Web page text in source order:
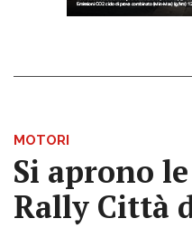
MOTORI
Si aprono
Rally Città